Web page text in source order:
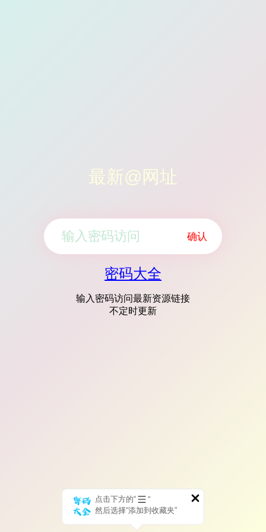
最新@网址
确认
密码大全
输入密码访问最新资源链接
不定时更新
点击下方的“
”
然后选择“添加到收藏夹”